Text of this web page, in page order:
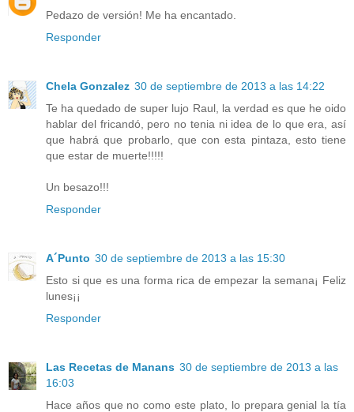
Pedazo de versión! Me ha encantado.
Responder
Chela Gonzalez 30 de septiembre de 2013 a las 14:22
Te ha quedado de super lujo Raul, la verdad es que he oido
hablar del fricandó, pero no tenia ni idea de lo que era, así
que habrá que probarlo, que con esta pintaza, esto tiene
que estar de muerte!!!!!
Un besazo!!!
Responder
A´Punto 30 de septiembre de 2013 a las 15:30
Esto si que es una forma rica de empezar la semana¡ Feliz
lunes¡¡
Responder
Las Recetas de Manans 30 de septiembre de 2013 a las
16:03
Hace años que no como este plato, lo prepara genial la tía